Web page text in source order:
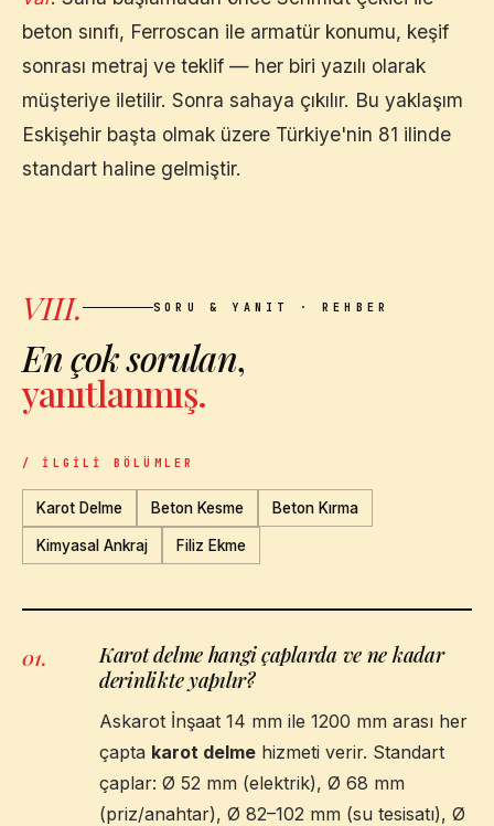
beton sınıfı, Ferroscan ile armatür konumu, keşif
sonrası metraj ve teklif — her biri yazılı olarak
müşteriye iletilir. Sonra sahaya çıkılır. Bu yaklaşım
Eskişehir başta olmak üzere Türkiye'nin 81 ilinde
standart haline gelmiştir.
VIII. SORU & YANIT · REHBER
En çok sorulan,
yanıtlanmış.
/ İLGILI BÖLÜMLER
Karot Delme Beton Kesme Beton Kırma
Kimyasal Ankraj Filiz Ekme
01.
Karot delme hangi çaplarda ve ne kadar
derinlikte yapılır?
Askarot İnşaat 14 mm ile 1200 mm arası her
çapta karot delme hizmeti verir. Standart
çaplar: Ø 52 mm (elektrik), Ø 68 mm
(priz/anahtar), Ø 82–102 mm (su tesisatı), Ø